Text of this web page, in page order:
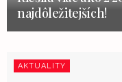
najdôležitejších!
AKTUALITY